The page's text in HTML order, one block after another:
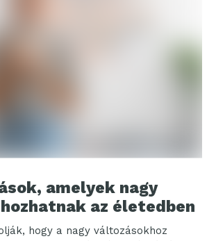
amelyek nagy
az életedben
hogy a nagy változásokhoz